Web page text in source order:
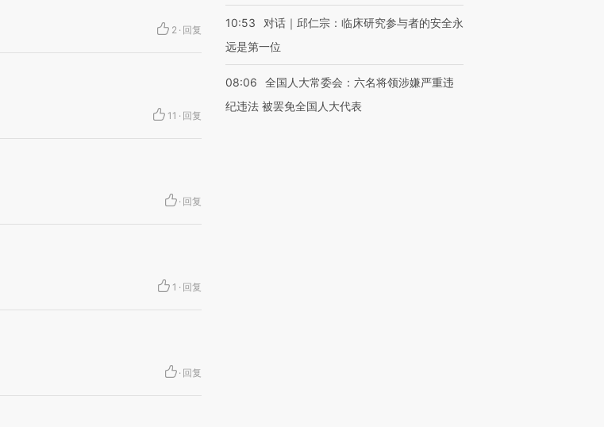
2 · 回复
11 · 回复
· 回复
1 · 回复
· 回复
10:53
对话｜邱仁宗：临床研究参与者的安全永
远是第一位
08:06
全国人大常委会：六名将领涉嫌严重违
纪违法 被罢免全国人大代表